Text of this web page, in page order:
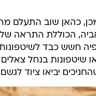
כהאן שוב התעלם
הכוללת התראה
חשש כבד
שיטפונות בנחל
יביאו ציוד